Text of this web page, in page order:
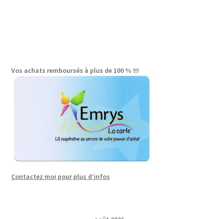
Vos achats remboursés à plus de 100 % !!!
Contactez moi pour plus d’infos